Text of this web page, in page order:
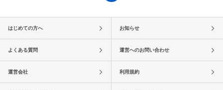
はじめての方へ お知らせ
よくある質問 運営へのお問い合わせ
運営会社 利用規約